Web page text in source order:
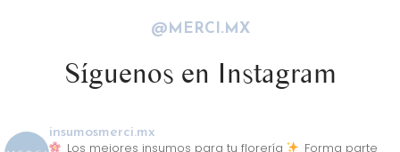
@MERCI.MX
Síguenos en Instagram
insumosmerci.mx
Los mejores insumos para tu florería
Forma parte